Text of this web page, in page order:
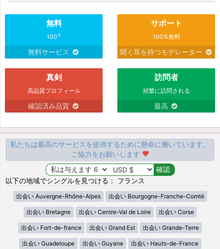
無料
100%
無料サービス
サポート
100%無料
聞く耳を持つモデレーター
真剣
高品質プロフィール
確認済み品質
訪問者
頻繁に訪問される
最高
私たちは最高のサービスを提供するために懸命に働いています。
ご協力をお願いします
以下の地域でシングルを見つける： フランス
出会い Auvergne-Rhône-Alpes 出会い Bourgogne-Franche-Comté
出会い Bretagne 出会い Centre-Val de Loire 出会い Corse
出会い Fort-de-france 出会い Grand Est 出会い Grande-Terre
出会い Guadeloupe 出会い Guyane 出会い Hauts-de-France